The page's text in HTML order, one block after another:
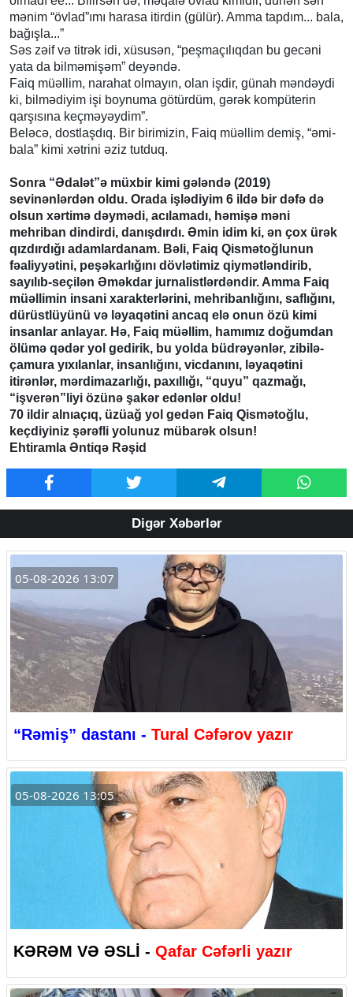
mənim “övlad”ımı harasa itirdin (gülür). Amma tapdım... bala,
bağışla...”
Səs zəif və titrək idi, xüsusən, “peşmaçılıqdan bu gecəni
yata da bilməmişəm” deyəndə.
Faiq müəllim, narahat olmayın, olan işdir, günah məndəydi
ki, bilmədiyim işi boynuma götürdüm, gərək kompüterin
qarşısına keçməyəydim”.
Beləcə, dostlaşdıq. Bir birimizin, Faiq müəllim demiş, “əmi-
bala” kimi xətrini əziz tutduq.
Sonra “Ədalət”ə müxbir kimi gələndə (2019)
sevinənlərdən oldu. Orada işlədiyim 6 ildə bir dəfə də
olsun xərtimə dəymədi, acılamadı, həmişə məni
mehriban dindirdi, danışdırdı. Əmin idim ki, ən çox ürək
qızdırdığı adamlardanam. Bəli, Faiq Qismətoğlunun
fəaliyyətini, peşəkarlığını dövlətimiz qiymətləndirib,
sayılıb-seçilən Əməkdar jurnalistlərdəndir. Amma Faiq
müəllimin insani xarakterlərini, mehribanlığını, saflığını,
dürüstlüyünü və ləyaqətini ancaq elə onun özü kimi
insanlar anlayar. Hə, Faiq müəllim, hamımız doğumdan
ölümə qədər yol gedirik, bu yolda büdrəyənlər, zibilə-
çamura yıxılanlar, insanlığını, vicdanını, ləyaqətini
itirənlər, mərdimazarlığı, paxıllığı, “quyu” qazmağı,
“işverən”liyi özünə şakər edənlər oldu!
70 ildir alnıaçıq, üzüağ yol gedən Faiq Qismətoğlu,
keçdiyiniz şərəfli yolunuz mübarək olsun!
Ehtiramla Əntiqə Rəşid
Digər Xəbərlər
05-08-2026 13:07
“Rəmiş” dastanı - Tural Cəfərov yazır
05-08-2026 13:05
KƏRƏM VƏ ƏSLİ - Qafar Cəfərli yazır